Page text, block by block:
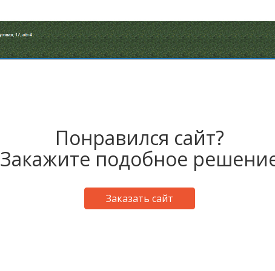
Понравился сайт?
Закажите подобное
Заказать сайт